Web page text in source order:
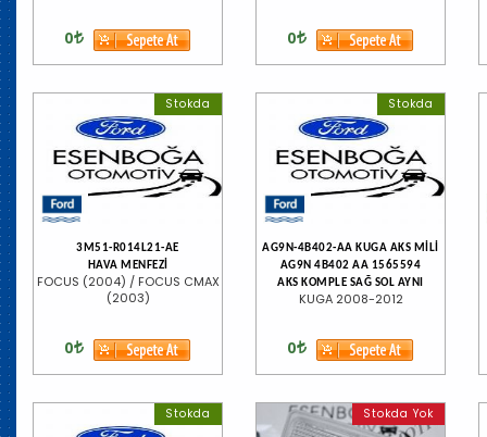
0 0
Stokda
3M51-R014L21-AE
HAVA MENFEZİ
FOCUS (2004) / FOCUS CMAX
(2003)
0
Stokda
AG9N-4B402-AA KUGA AKS MİLİ
AG9N 4B402 AA 1565594
AKS KOMPLE SAĞ SOL AYNI
KUGA 2008-2012
0
Stokda Stokda Yok